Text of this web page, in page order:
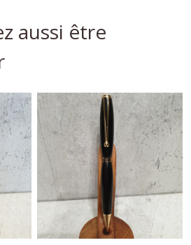
aussi être